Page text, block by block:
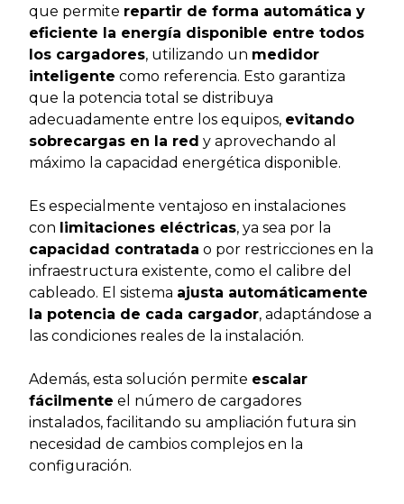
que permite repartir de forma automática y
eficiente la energía disponible entre todos
los cargadores, utilizando un medidor
inteligente como referencia. Esto garantiza
que la potencia total se distribuya
adecuadamente entre los equipos, evitando
sobrecargas en la red y aprovechando al
máximo la capacidad energética disponible.
Es especialmente ventajoso en instalaciones
con limitaciones eléctricas, ya sea por la
capacidad contratada o por restricciones en la
infraestructura existente, como el calibre del
cableado. El sistema ajusta automáticamente
la potencia de cada cargador, adaptándose a
las condiciones reales de la instalación.
Además, esta solución permite escalar
fácilmente el número de cargadores
instalados, facilitando su ampliación futura sin
necesidad de cambios complejos en la
configuración.